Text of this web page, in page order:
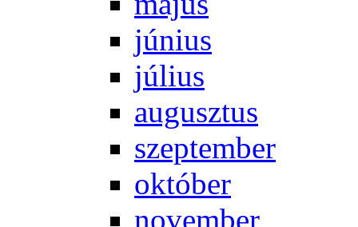
jú­ni­us
jú­li­us
au­gusz­tus
szep­tem­ber
ok­tó­ber
no­vem­ber